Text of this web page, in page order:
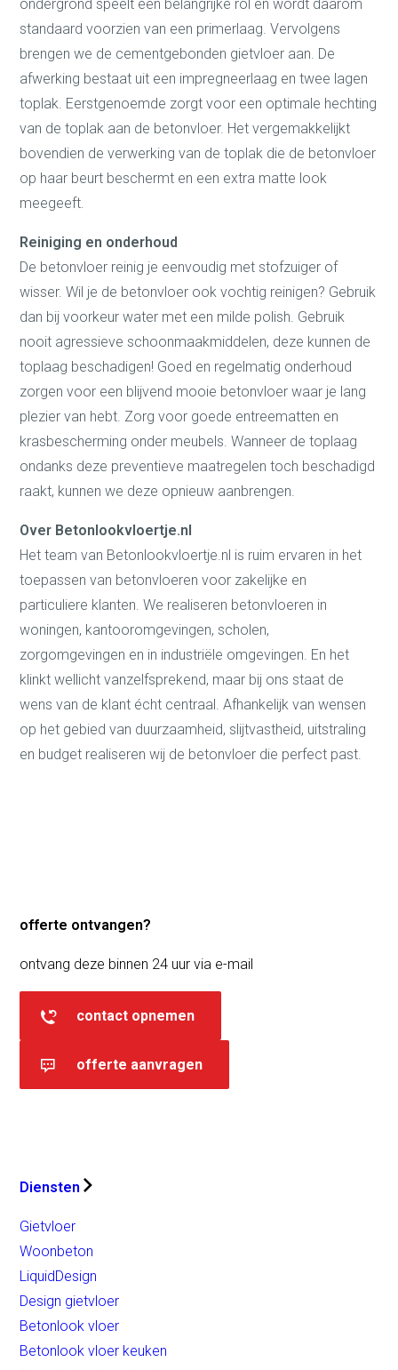
ondergrond speelt een belangrijke rol en wordt daarom
standaard voorzien van een primerlaag. Vervolgens
brengen we de cementgebonden gietvloer aan. De
afwerking bestaat uit een impregneerlaag en twee lagen
toplak. Eerstgenoemde zorgt voor een optimale hechting
van de toplak aan de betonvloer. Het vergemakkelijkt
bovendien de verwerking van de toplak die de betonvloer
op haar beurt beschermt en een extra matte look
meegeeft.
Reiniging en onderhoud
De betonvloer reinig je eenvoudig met stofzuiger of
wisser. Wil je de betonvloer ook vochtig reinigen? Gebruik
dan bij voorkeur water met een milde polish. Gebruik
nooit agressieve schoonmaakmiddelen, deze kunnen de
toplaag beschadigen! Goed en regelmatig onderhoud
zorgen voor een blijvend mooie betonvloer waar je lang
plezier van hebt. Zorg voor goede entreematten en
krasbescherming onder meubels. Wanneer de toplaag
ondanks deze preventieve maatregelen toch beschadigd
raakt, kunnen we deze opnieuw aanbrengen.
Over Betonlookvloertje.nl
Het team van Betonlookvloertje.nl is ruim ervaren in het
toepassen van betonvloeren voor zakelijke en
particuliere klanten. We realiseren betonvloeren in
woningen, kantooromgevingen, scholen,
zorgomgevingen en in industriële omgevingen. En het
klinkt wellicht vanzelfsprekend, maar bij ons staat de
wens van de klant écht centraal. Afhankelijk van wensen
op het gebied van duurzaamheid, slijtvastheid, uitstraling
en budget realiseren wij de betonvloer die perfect past.
offerte ontvangen?
ontvang deze binnen 24 uur via e-mail
contact opnemen
offerte aanvragen
Diensten
Gietvloer
Woonbeton
LiquidDesign
Design gietvloer
Betonlook vloer
Betonlook vloer keuken